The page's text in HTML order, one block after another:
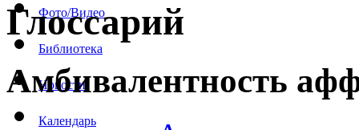
Фото/Видео
Библиотека
Новости
Календарь
Глоссарий
Амбивалентность